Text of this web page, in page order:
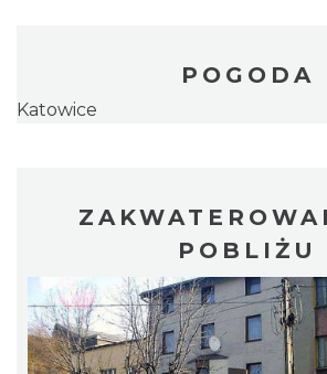
POGODA
Katowice
POBLIŻU